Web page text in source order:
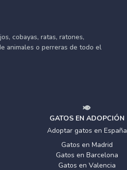
cobayas, ratas, ratones,
animales o perreras de todo el
GATOS EN ADOPCIÓN
Adoptar gatos en España
Gatos en Madrid
Gatos en Barcelona
Gatos en Valencia